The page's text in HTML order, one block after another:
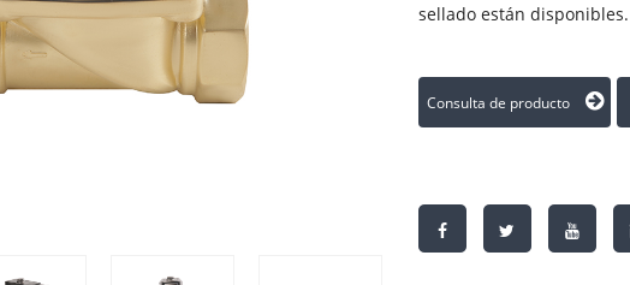
sellado están disponibles.
Consulta de producto